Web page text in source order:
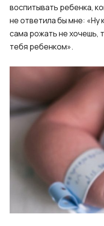
воспитывать ребенка,
не ответила бы мне: «Ну
сама рожать не хочешь,
тебя ребенком».